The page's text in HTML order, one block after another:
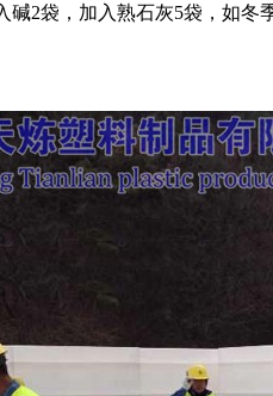
2袋，加入熟石灰5袋，如